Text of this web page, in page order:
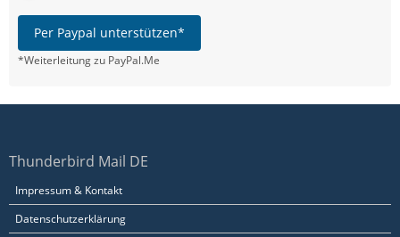
Per Paypal unterstützen*
*Weiterleitung zu PayPal.Me
Thunderbird Mail DE
Impressum & Kontakt
Datenschutzerklärung